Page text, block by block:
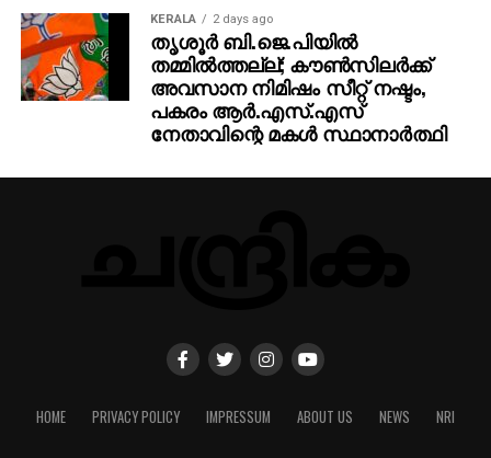
KERALA 2 days ago
തൃശൂര്‍ ബി.ജെ.പിയില്‍
തമ്മില്‍ത്തല്ല്; കൗണ്‍സിലര്‍ക്ക്
അവസാന നിമിഷം സീറ്റ് നഷ്ടം,
പകരം ആര്‍.എസ്.എസ്
നേതാവിന്റെ മകള്‍ സ്ഥാനാര്‍ത്ഥി
HOME PRIVACY POLICY IMPRESSUM ABOUT US NEWS NRI